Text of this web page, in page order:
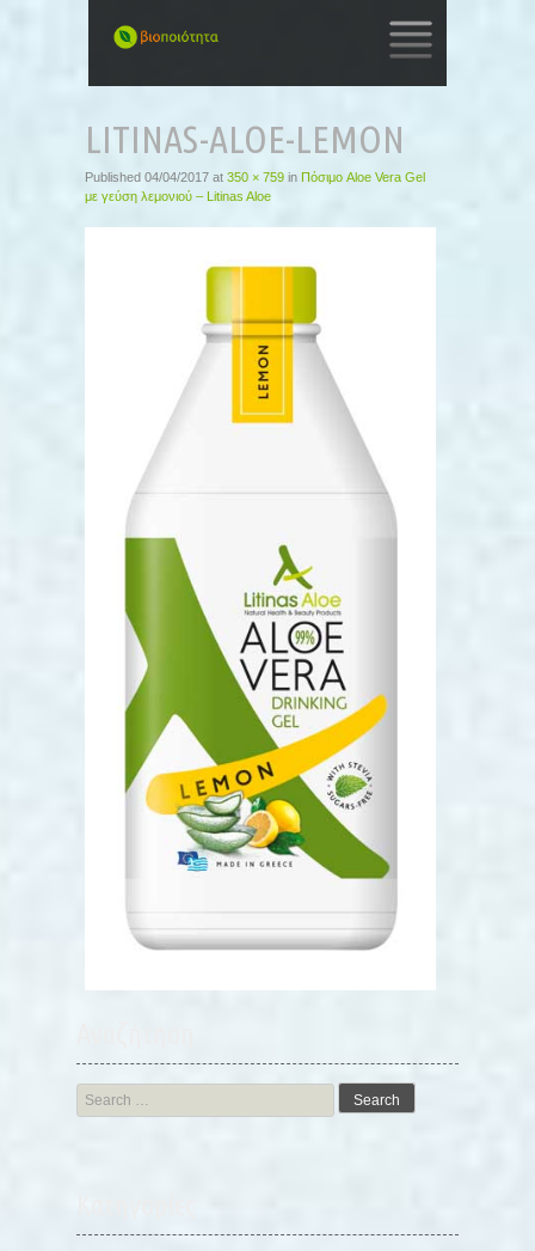
CONTENT
LITINAS-ALOE-LEMON
Published 04/04/2017 at 350 × 759 in Πόσιμο Aloe Vera Gel
με γεύση λεμονιού – Litinas Aloe
Search
for: